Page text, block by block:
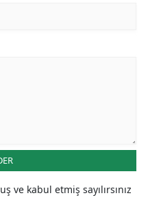
ve kabul etmiş sayılırsınız